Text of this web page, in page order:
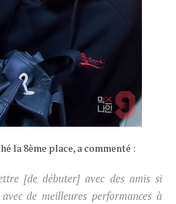
la 8ème place, a commenté :
[de débuter] avec des amis si
de meilleures performances à